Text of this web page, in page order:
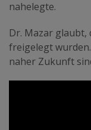
nahelegte.
Dr. Mazar glaubt,
freigelegt
naher Zukunft